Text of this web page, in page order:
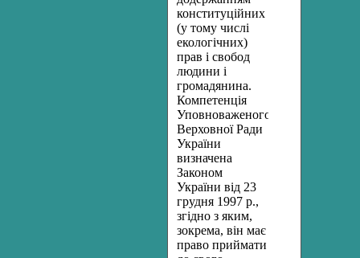
конституційних
(у тому числі
екологічних)
прав і свобод
людини і
громадянина.
Компетенція
Уповноваженого
Верховної Ради
України
визначена
Законом
України від 23
грудня 1997 р.,
згідно з яким,
зокрема, він має
право приймати